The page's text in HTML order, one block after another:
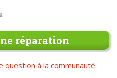
réparation
question à la communauté